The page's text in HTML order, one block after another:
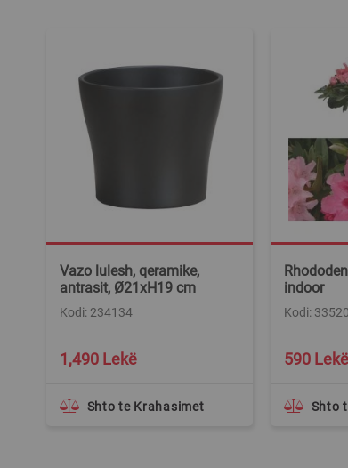
Vazo lulesh, qeramike,
antrasit, Ø21xH19 cm
1,490 Lekë
Kodi: 234134
Shto te Krahasimet
indoor
590 Lekë
Kodi:
Shto